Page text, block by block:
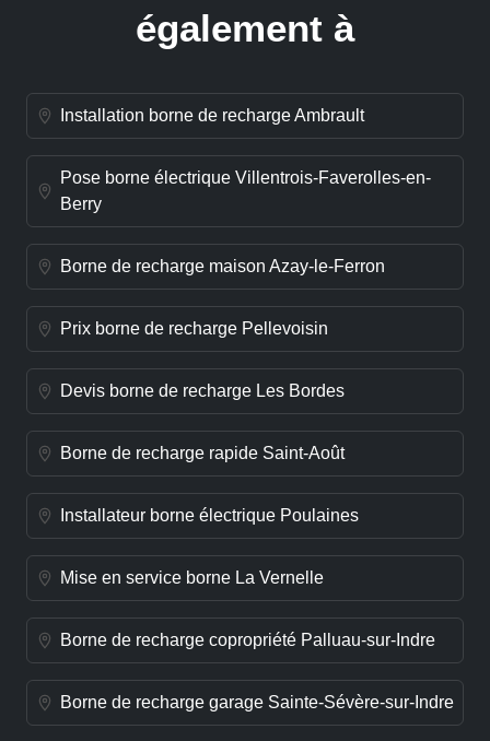
également à
Installation borne de recharge Ambrault
Pose borne électrique Villentrois-Faverolles-en-
Berry
Borne de recharge maison Azay-le-Ferron
Prix borne de recharge Pellevoisin
Devis borne de recharge Les Bordes
Borne de recharge rapide Saint-Août
Installateur borne électrique Poulaines
Mise en service borne La Vernelle
Borne de recharge copropriété Palluau-sur-Indre
Borne de recharge garage Sainte-Sévère-sur-Indre